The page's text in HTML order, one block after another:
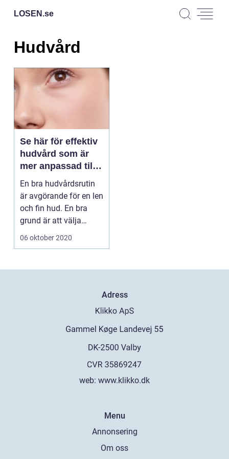
LOSEN.se
Hudvård
Se här för effektiv
hudvård som är
mer anpassad till
blandad hy
En bra hudvårdsrutin
är avgörande för en len
och fin hud. En bra
grund är att välja
produkter som är...
06 oktober 2020
Adress
web: www.klikko.dk
Menu
Annonsering
Om oss